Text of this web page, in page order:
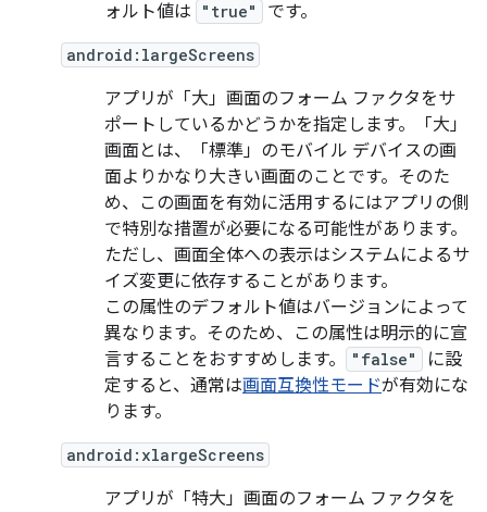
ォルト値は
"true" です。
android:largeScreens
アプリが「大」画面のフォーム ファクタをサ
ポートしているかどうかを指定します。「大」
画面とは、「標準」のモバイル デバイスの画
面よりかなり大きい画面のことです。そのた
め、この画面を有効に活用するにはアプリの側
で特別な措置が必要になる可能性があります。
ただし、画面全体への表示はシステムによるサ
イズ変更に依存することがあります。
この属性のデフォルト値はバージョンによって
異なります。そのため、この属性は明示的に宣
言することをおすすめします。
"false"
に設
定すると、通常は画面互換性モードが有効にな
ります。
android:xlargeScreens
アプリが「特大」画面のフォーム ファクタを